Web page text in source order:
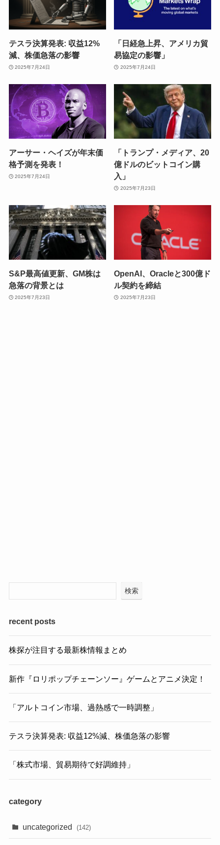
テスラ決算発表: 収益12%
減、株価急落の影響
2025年7月24日
「日経急上昇、アメリカ貿
易協定の影響」
2025年7月24日
アーサー・ヘイズが年末価
格予測を発表！
2025年7月24日
「トランプ・メディア、20
億ドルのビットコイン購
入」
2025年7月23日
S&P最高値更新、GM株は
急落の背景とは
2025年7月23日
OpenAI、Oracleと300億ド
ル契約を締結
2025年7月23日
検索
recent posts
株探が注目する最新株情報まとめ
新作『ロリポップチェーンソー』ゲームとアニメ決定！
「アルトコイン市場、過熱感で一時調整」
テスラ決算発表: 収益12%減、株価急落の影響
「株式市場、貿易期待で好調維持」
category
uncategorized (142)